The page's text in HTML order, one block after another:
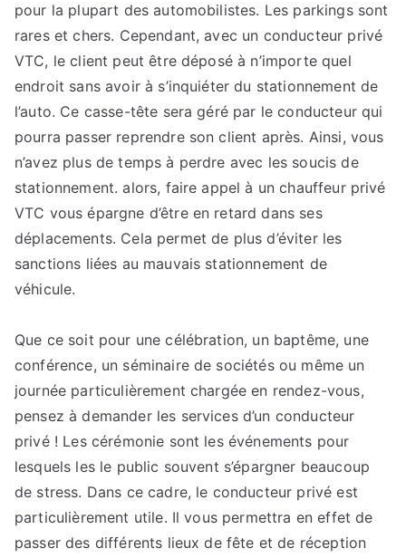
pour la plupart des automobilistes. Les parkings sont
rares et chers. Cependant, avec un conducteur privé
VTC, le client peut être déposé à n’importe quel
endroit sans avoir à s’inquiéter du stationnement de
l’auto. Ce casse-tête sera géré par le conducteur qui
pourra passer reprendre son client après. Ainsi, vous
n’avez plus de temps à perdre avec les soucis de
stationnement. alors, faire appel à un chauffeur privé
VTC vous épargne d’être en retard dans ses
déplacements. Cela permet de plus d’éviter les
sanctions liées au mauvais stationnement de
véhicule.
Que ce soit pour une célébration, un baptême, une
conférence, un séminaire de sociétés ou même un
journée particulièrement chargée en rendez-vous,
pensez à demander les services d’un conducteur
privé ! Les cérémonie sont les événements pour
lesquels les le public souvent s’épargner beaucoup
de stress. Dans ce cadre, le conducteur privé est
particulièrement utile. Il vous permettra en effet de
passer des différents lieux de fête et de réception